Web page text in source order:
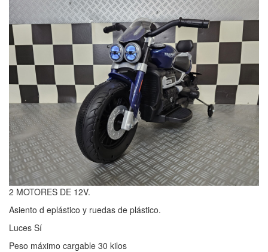
2 MOTORES DE 12V.
Asiento d eplástico y ruedas de plástico.
Luces Sí
Peso máximo cargable 30 kilos